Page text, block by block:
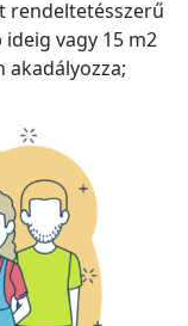
rendeltetésszerű
vagy 15 m2